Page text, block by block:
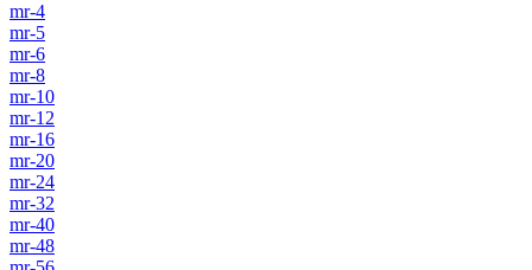
mr-4
mr-5
mr-6
mr-8
mr-10
mr-12
mr-16
mr-20
mr-24
mr-32
mr-40
mr-48